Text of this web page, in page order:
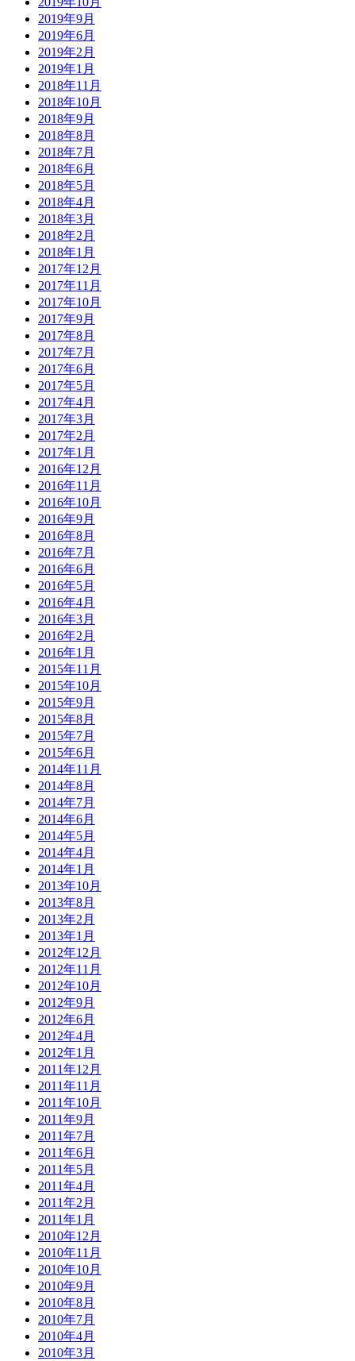
2019年9月
2019年6月
2019年2月
2019年1月
2018年11月
2018年10月
2018年9月
2018年8月
2018年7月
2018年6月
2018年5月
2018年4月
2018年3月
2018年2月
2018年1月
2017年12月
2017年11月
2017年10月
2017年9月
2017年8月
2017年7月
2017年6月
2017年5月
2017年4月
2017年3月
2017年2月
2017年1月
2016年12月
2016年11月
2016年10月
2016年9月
2016年8月
2016年7月
2016年6月
2016年5月
2016年4月
2016年3月
2016年2月
2016年1月
2015年11月
2015年10月
2015年9月
2015年8月
2015年7月
2015年6月
2014年11月
2014年8月
2014年7月
2014年6月
2014年5月
2014年4月
2014年1月
2013年10月
2013年8月
2013年2月
2013年1月
2012年12月
2012年11月
2012年10月
2012年9月
2012年6月
2012年4月
2012年1月
2011年12月
2011年11月
2011年10月
2011年9月
2011年7月
2011年6月
2011年5月
2011年4月
2011年2月
2011年1月
2010年12月
2010年11月
2010年10月
2010年9月
2010年8月
2010年7月
2010年4月
2010年3月